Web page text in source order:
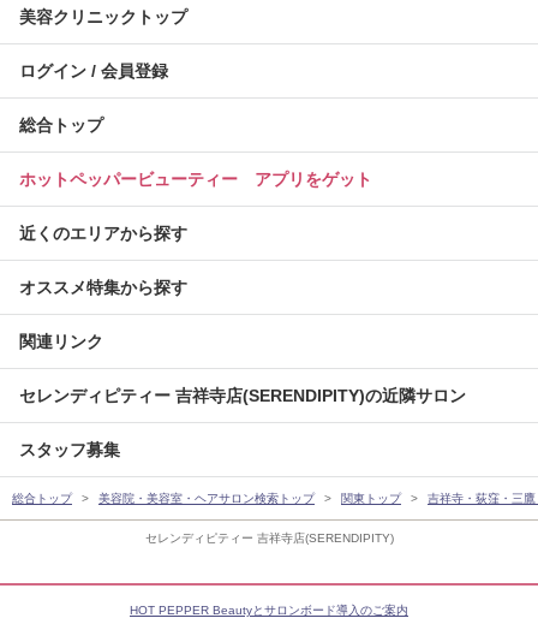
セレンディピティー 吉祥寺店(SERENDIPITY)
美容クリニックトップ
ログイン / 会員登録
総合トップ
ホットペッパービューティー アプリをゲット
近くのエリアから探す
オススメ特集から探す
関連リンク
セレンディピティー 吉祥寺店(SERENDIPITY)の近隣サロン
スタッフ募集
総合トップ 美容院・美容室・ヘアサロン検索トップ 関東トップ 吉祥寺・荻窪・三
HOT PEPPER Beautyとサロンボード導入のご案内